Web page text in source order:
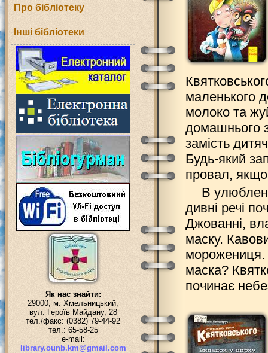
Про бібліотеку
Інші бібліотеки
Як нас знайти:
29000, м. Хмельницький,
вул. Героїв Майдану, 28
тел./факс: (0382) 79-44-92
тел.: 65-58-25
e-mail:
library.ounb.km@gmail.com
маленького
молоко та
домашнього
замість
Будь-який
провал, якщо
В
дивні речі
Джованні,
маску.
морожениця.
маска?
починає